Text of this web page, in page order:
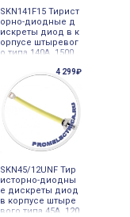
SKN141F15 Тирист
орно-диодные д
искреты диод в к
орпусе штыревог
о типа 140A 1500
4 299₽
SKN45/12UNF Тир
исторно-диодны
е дискреты диод
в корпусе штыре
вого типа 45A 120